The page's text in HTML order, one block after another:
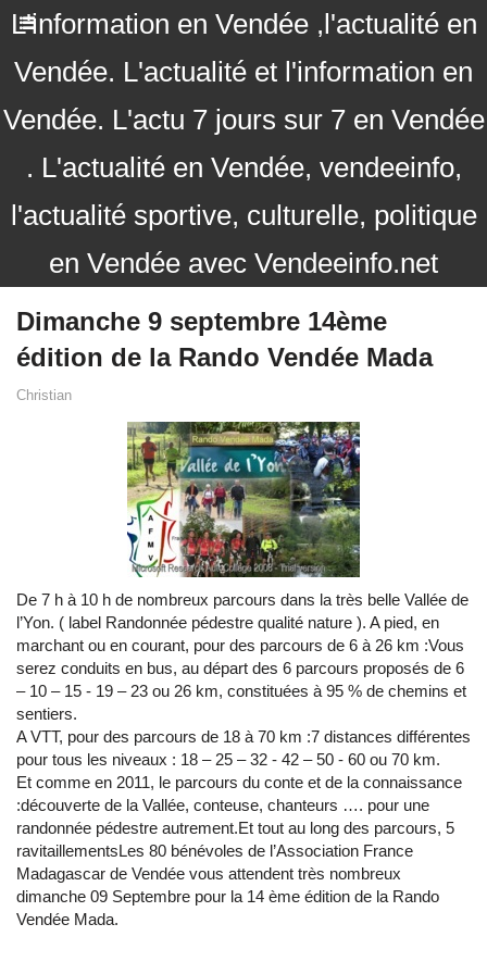
L'information en Vendée ,l'actualité en
Vendée. L'actualité et l'information en
Vendée. L'actu 7 jours sur 7 en Vendée
. L'actualité en Vendée, vendeeinfo,
l'actualité sportive, culturelle, politique
en Vendée avec Vendeeinfo.net
Dimanche 9 septembre 14ème
édition de la Rando Vendée Mada
Christian
De 7 h à 10 h de nombreux parcours dans la très belle Vallée de
l’Yon. ( label Randonnée pédestre qualité nature ). A pied, en
marchant ou en courant, pour des parcours de 6 à 26 km :Vous
serez conduits en bus, au départ des 6 parcours proposés de 6
– 10 – 15 - 19 – 23 ou 26 km, constituées à 95 % de chemins et
sentiers.
A VTT, pour des parcours de 18 à 70 km :7 distances différentes
pour tous les niveaux : 18 – 25 – 32 - 42 – 50 - 60 ou 70 km.
Et comme en 2011, le parcours du conte et de la connaissance
:découverte de la Vallée, conteuse, chanteurs …. pour une
randonnée pédestre autrement.Et tout au long des parcours, 5
ravitaillementsLes 80 bénévoles de l’Association France
Madagascar de Vendée vous attendent très nombreux
dimanche 09 Septembre pour la 14 ème édition de la Rando
Vendée Mada.